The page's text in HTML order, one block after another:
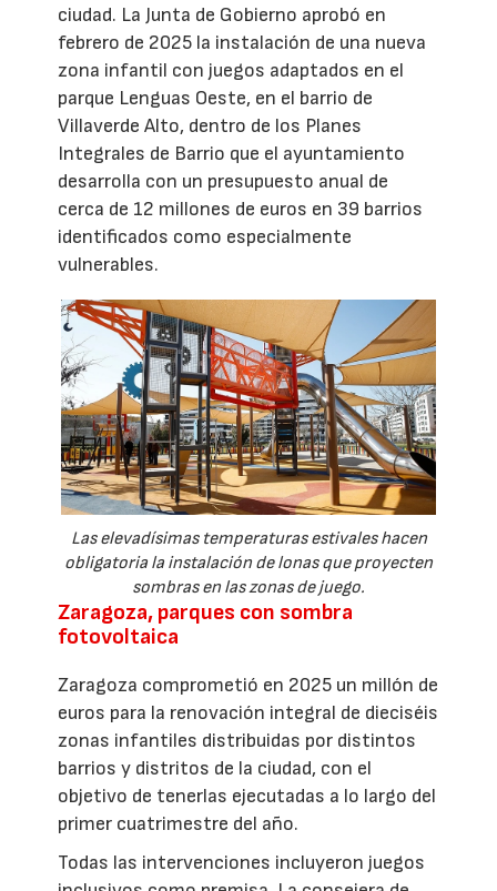
ciudad. La Junta de Gobierno aprobó en
febrero de 2025 la instalación de una nueva
zona infantil con juegos adaptados en el
parque Lenguas Oeste, en el barrio de
Villaverde Alto, dentro de los Planes
Integrales de Barrio que el ayuntamiento
desarrolla con un presupuesto anual de
cerca de 12 millones de euros en 39 barrios
identificados como especialmente
vulnerables.
Las elevadísimas temperaturas estivales hacen
obligatoria la instalación de lonas que proyecten
sombras en las zonas de juego.
Zaragoza, parques con sombra
fotovoltaica
Zaragoza comprometió en 2025 un millón de
euros para la renovación integral de dieciséis
zonas infantiles distribuidas por distintos
barrios y distritos de la ciudad, con el
objetivo de tenerlas ejecutadas a lo largo del
primer cuatrimestre del año.
Todas las intervenciones incluyeron juegos